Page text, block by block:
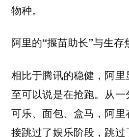
物种。
阿里的“揠苗助长”与生存
相比于腾讯的稳健，阿
至可以说是在抢跑。从
可乐、面包、盒马，阿
接跳过了娱乐阶段，跳